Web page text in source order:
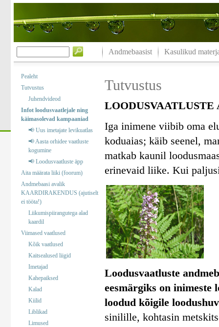
Andmebaasist Kasulikud
Pealeht
Tutvustus
Juhendvideod
Infot loodusvaatlejale ning
käimasolevad kampaaniad
📢 Uus imetajate levikuatlas
📢 Aasta orhidee vaatluste
kogumine
📢 Loodusvaatluste äpp
Aita määrata liiki (foorum)
Andmebaasi avalik
KAARDIRAKENDUS (ajutiselt
ei tööta!)
Liikumispiirangutega alad
kaardil
Viimased vaatlused
Kõik vaatlused
Kaitsealused liigid
Imetajad
Kahepaiksed
Kalad
Kiilid
Liblikad
Limused
Tutvustus
LOODUSVAATLUSTE
Iga inimene viibib oma
koduaias; käib seenel,
matkab kaunil
erinevaid liike. Kui
Loodusvaatluste
eesmärgiks on inimeste
loodud kõigile
sinilille, kohtasin